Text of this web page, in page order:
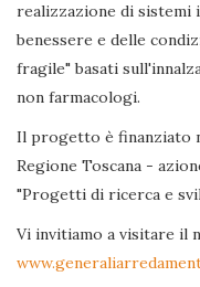
realizzazione di
benessere e delle
fragile" basati
non farmacologi.
Il progetto è finanziato
Regione Toscana -
"Progetti di ricerca e
Vi invitiamo a visitare il